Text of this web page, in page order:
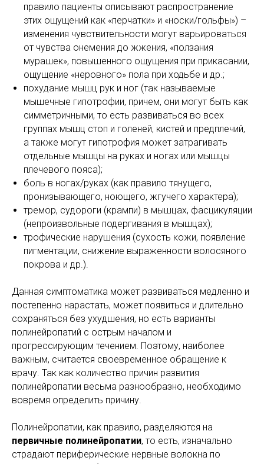
правило пациенты описывают распространение
этих ощущений как «перчатки» и «носки/гольфы») –
изменения чувствительности могут варьироваться
от чувства онемения до жжения, «ползания
мурашек», повышенного ощущения при прикасании,
ощущение «неровного» пола при ходьбе и др.;
похудание мышц рук и ног (так называемые
мышечные гипотрофии, причем, они могут быть как
симметричными, то есть развиваться во всех
группах мышц стоп и голеней, кистей и предплечий,
а также могут гипотрофия может затрагивать
отдельные мышцы на руках и ногах или мышцы
плечевого пояса);
боль в ногах/руках (как правило тянущего,
пронизывающего, ноющего, жгучего характера);
тремор, судороги (крампи) в мышцах, фасцикуляции
(непроизвольные подергивания в мышцах);
трофические нарушения (сухость кожи, появление
пигментации, снижение выраженности волосяного
покрова и др.).
Данная симптоматика может развиваться медленно и
постепенно нарастать, может появиться и длительно
сохраняться без ухудшения, но есть варианты
полинейропатий с острым началом и
прогрессирующим течением. Поэтому, наиболее
важным, считается своевременное обращение к
врачу. Так как количество причин развития
полинейропатии весьма разнообразно, необходимо
вовремя определить причину.
Полинейропатии, как правило, разделяются на
первичные полинейропатии, то есть, изначально
страдают периферические нервные волокна по